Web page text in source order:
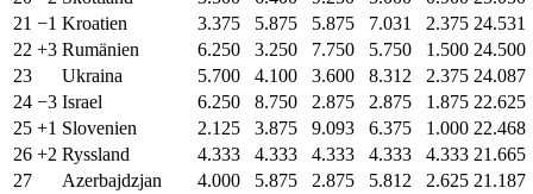
21 −1 Kroatien 3.375 5.875 5.875 7.031 2.375 24.531
22 +3 Rumänien 6.250 3.250 7.750 5.750 1.500 24.500
23
Ukraina 5.700 4.100 3.600 8.312 2.375 24.087
24 −3 Israel 6.250 8.750 2.875 2.875 1.875 22.625
25 +1 Slovenien 2.125 3.875 9.093 6.375 1.000 22.468
26 +2 Ryssland 4.333 4.333 4.333 4.333 4.333 21.665
27
Azerbajdzjan 4.000 5.875 2.875 5.812 2.625 21.187